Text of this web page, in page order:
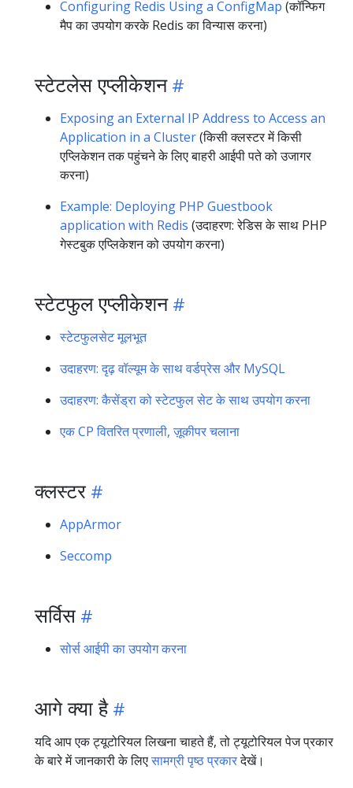
Configuring Redis Using a ConfigMap (कॉन्फिग
मैप का उपयोग करके Redis का विन्यास करना)
स्टेटलेस एप्लीकेशन
Exposing an External IP Address to Access an
Application in a Cluster(किसी क्लस्टर में किसी
एप्लिकेशन तक पहुंचने के लिए बाहरी आईपी पते को उजागर
करना)
Example: Deploying PHP Guestbook
application with Redis (उदाहरण: रेडिस के साथ PHP
गेस्टबुक एप्लिकेशन को उपयोग करना)
स्टेटफुल एप्लीकेशन
स्टेटफुलसेट मूलभूत
उदाहरण: दृढ़ वॉल्यूम के साथ वर्डप्रेस और MySQL
उदाहरण: कैसेंड्रा को स्टेटफुल सेट के साथ उपयोग करना
एक CP वितरित प्रणाली, ज़ूकीपर चलाना
क्लस्टर
AppArmor
Seccomp
सर्विस
सोर्स आईपी का उपयोग करना
आगे क्या है
यदि आप एक ट्यूटोरियल लिखना चाहते हैं, तो ट्यूटोरियल पेज प्रकार
के बारे में जानकारी के लिएसामग्री पृष्ठ प्रकारदेखें।